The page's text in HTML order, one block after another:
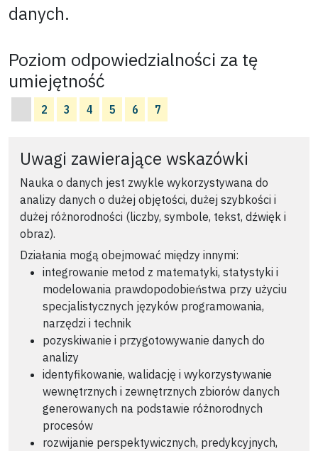
danych.
Poziom odpowiedzialności za tę
umiejętność
2 3 4 5 6 7
Uwagi zawierające wskazówki
Nauka o danych jest zwykle wykorzystywana do
analizy danych o dużej objętości, dużej szybkości i
dużej różnorodności (liczby, symbole, tekst, dźwięk i
obraz).
Działania mogą obejmować między innymi:
integrowanie metod z matematyki, statystyki i
modelowania prawdopodobieństwa przy użyciu
specjalistycznych języków programowania,
narzędzi i technik
pozyskiwanie i przygotowywanie danych do
analizy
identyfikowanie, walidację i wykorzystywanie
wewnętrznych i zewnętrznych zbiorów danych
generowanych na podstawie różnorodnych
procesów
rozwijanie perspektywicznych, predykcyjnych,